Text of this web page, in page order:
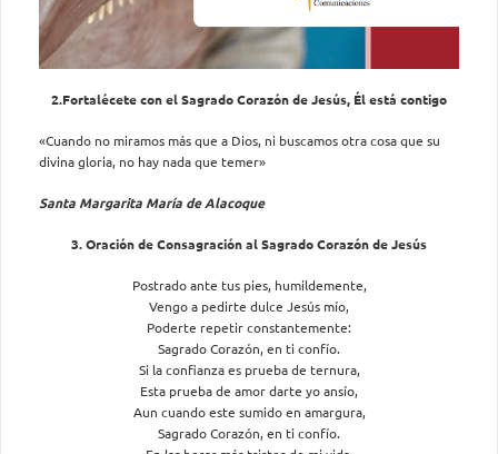
2.Fortalécete con el Sagrado Corazón de Jesús, Él está contigo
«Cuando no miramos más que a Dios, ni buscamos otra cosa que su
divina gloria, no hay nada que temer»
Santa Margarita María de Alacoque
3. Oración de Consagración al Sagrado Corazón de Jesús
Postrado ante tus pies, humildemente,
Vengo a pedirte dulce Jesús mío,
Poderte repetir constantemente:
Sagrado Corazón, en ti confío.
Si la confianza es prueba de ternura,
Esta prueba de amor darte yo ansío,
Aun cuando este sumido en amargura,
Sagrado Corazón, en ti confío.